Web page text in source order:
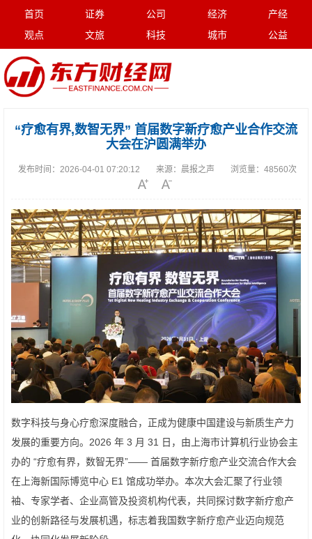
首页 证券 公司 经济
产经
观点
文旅 科技 城市 公益
“疗愈有界,数智无界” 首届数字新疗愈产业合作交流
大会在沪圆满举办
发布时间： 2026-04-01 07:20:12 来源： 晨报之声 浏览量： 48560次
数字科技与身心疗愈深度融合，正成为健康中国建设与新质生产力
发展的重要方向。2026 年 3 月 31 日，由上海市计算机行业协会主
办的 “疗愈有界，数智无界”—— 首届数字新疗愈产业交流合作大会
在上海新国际博览中心 E1 馆成功举办。本次大会汇聚了行业领
袖、专家学者、企业高管及投资机构代表，共同探讨数字新疗愈产
业的创新路径与发展机遇，标志着我国数字新疗愈产业迈向规范